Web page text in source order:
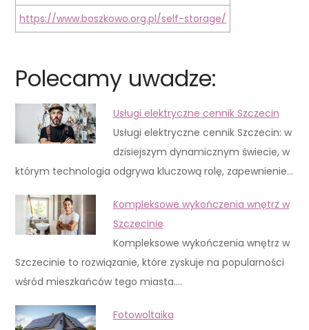
https://www.boszkowo.org.pl/self-storage/
Polecamy uwadze:
Usługi elektryczne cennik Szczecin
Usługi elektryczne cennik Szczecin: w
dzisiejszym dynamicznym świecie, w
którym technologia odgrywa kluczową rolę, zapewnienie…
Kompleksowe wykończenia wnętrz w
Szczecinie
Kompleksowe wykończenia wnętrz w
Szczecinie to rozwiązanie, które zyskuje na popularności
wśród mieszkańców tego miasta.…
Fotowoltaika